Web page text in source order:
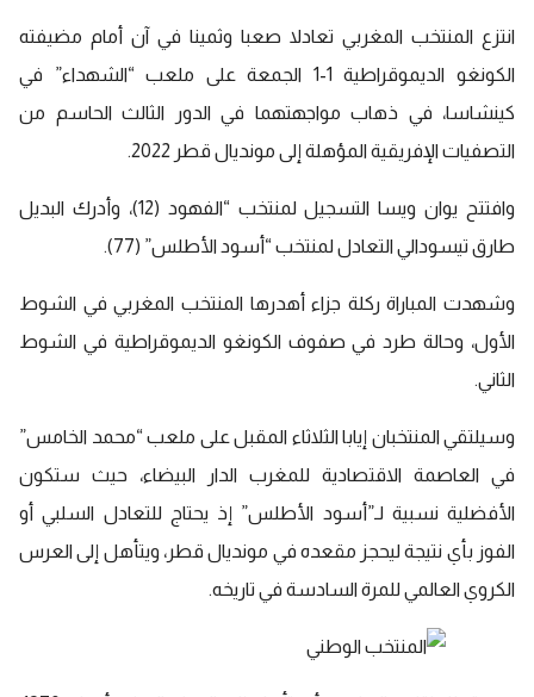
انتزع المنتخب المغربي تعادلا صعبا وثمينا في آن أمام مضيفته
الكونغو الديموقراطية 1-1 الجمعة على ملعب “الشهداء” في
كينشاسا، في ذهاب مواجهتهما في الدور الثالث الحاسم من
التصفيات الإفريقية المؤهلة إلى مونديال قطر 2022.
وافتتح يوان ويسا التسجيل لمنتخب “الفهود (12)، وأدرك البديل
طارق تيسودالي التعادل لمنتخب “أسود الأطلس” (77).
وشهدت المباراة ركلة جزاء أهدرها المنتخب المغربي في الشوط
الأول، وحالة طرد في صفوف الكونغو الديموقراطية في الشوط
الثاني.
وسيلتقي المنتخبان إيابا الثلاثاء المقبل على ملعب “محمد الخامس”
في العاصمة الاقتصادية للمغرب الدار البيضاء، حيث ستكون
الأفضلية نسبية لـ”أسود الأطلس” إذ يحتاج للتعادل السلبي أو
الفوز بأي نتيجة ليحجز مقعده في مونديالقطر، ويتأهل إلى العرس
الكروي العالمي للمرة السادسة في تاريخه.